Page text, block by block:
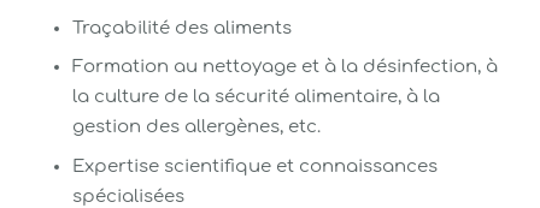
Traçabilité des aliments
Formation au nettoyage et à la désinfection, à
la culture de la sécurité alimentaire, à la
gestion des allergènes, etc.
Expertise scientifique et connaissances
spécialisées